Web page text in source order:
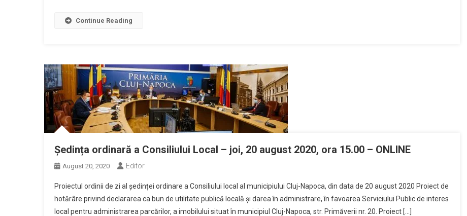
Continue Reading
Ședința ordinară a Consiliului Local – joi, 20 august 2020, ora 15.00 – ONLINE
August 20, 2020 Editor
Proiectul ordinii de zi al ședinței ordinare a Consiliului local al municipiului Cluj-Napoca, din data de 20 august 2020 Proiect de
hotărâre privind declararea ca bun de utilitate publică locală și darea în administrare, în favoarea Serviciului Public de interes
local pentru administrarea parcărilor, a imobilului situat în municipiul Cluj-Napoca, str. Primăverii nr. 20. Proiect […]